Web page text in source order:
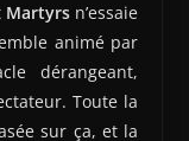
Martyrs n’essaie
animé par
dérangeant,
Toute la
sur ça, et la